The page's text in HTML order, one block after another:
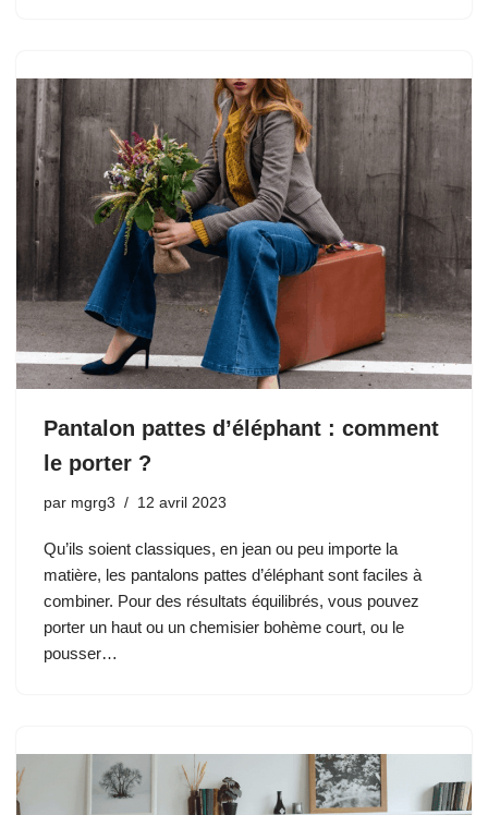
Pantalon pattes d’éléphant : comment
le porter ?
par mgrg3 12 avril 2023
Qu’ils soient classiques, en jean ou peu importe la
matière, les pantalons pattes d’éléphant sont faciles à
combiner. Pour des résultats équilibrés, vous pouvez
porter un haut ou un chemisier bohème court, ou le
pousser…